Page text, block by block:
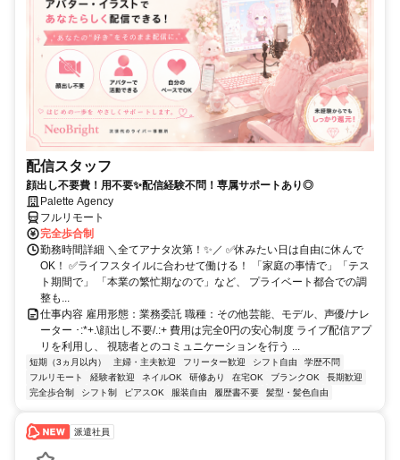
配信スタッフ
顔出し不要費！用不要✨配信経験不問！専属サポートあり◎
Palette Agency
フルリモート
完全歩合制
勤務時間詳細 ＼全てアナタ次第！✨／ ✅休みたい日は自由に休んで
OK！ ✅ライフスタイルに合わせて働ける！ 「家庭の事情で」「テス
ト期間で」 「本業の繁忙期なので」など、 プライベート都合での調
整も...
仕事内容 雇用形態：業務委託 職種：その他芸能、モデル、声優/ナレ
ーター ･:*+.\顔出し不要/.:+ 費用は完全0円の安心制度 ライブ配信アプ
リを利用し、 視聴者とのコミュニケーションを行う ...
短期（3ヵ月以内） 主婦・主夫歓迎 フリーター歓迎 シフト自由
学歴不問
フルリモート
経験者歓迎 ネイルOK 研修あり 在宅OK ブランクOK
長期歓迎
完全歩合制
シフト制 ピアスOK 服装自由 履歴書不要 髪型・髪色自由
派遣社員